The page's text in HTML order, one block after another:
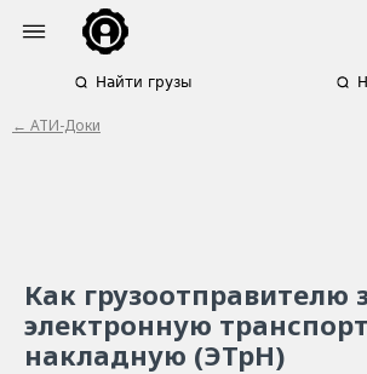
Найти грузы
← АТИ-Доки
Как грузоотправителю
электронную
накладную (ЭТрН)